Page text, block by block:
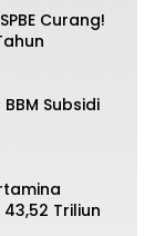
Curang!
Subsidi
Triliun